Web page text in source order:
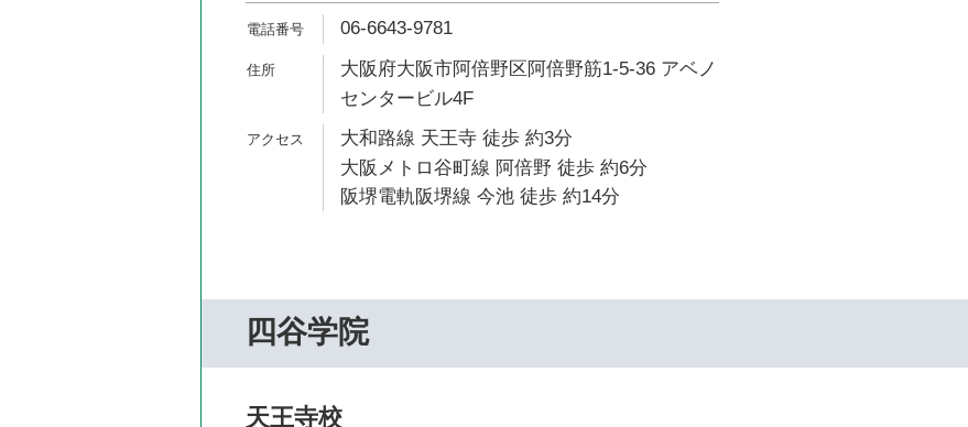
06-6643-9781
大阪府大阪市阿倍野区阿倍野筋1-5-36 アベノ
センタービル4F
大和路線 天王寺 徒歩 約3分
大阪メトロ谷町線 阿倍野 徒歩 約6分
阪堺電軌阪堺線 今池 徒歩 約14分
四谷学院
天王寺校